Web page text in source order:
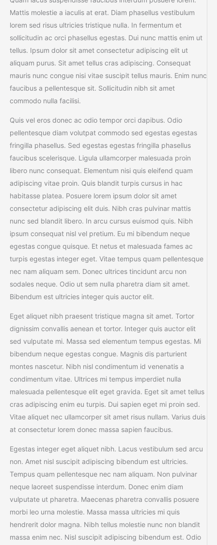
Mattis molestie a iaculis at erat. Diam phasellus vestibulum
lorem sed risus ultricies tristique nulla. In fermentum et
sollicitudin ac orci phasellus egestas. Dui nunc mattis enim ut
tellus. Ipsum dolor sit amet consectetur adipiscing elit ut
aliquam purus. Sit amet tellus cras adipiscing. Consequat
mauris nunc congue nisi vitae suscipit tellus mauris. Enim nunc
faucibus a pellentesque sit. Sollicitudin nibh sit amet
commodo nulla facilisi.
Quis vel eros donec ac odio tempor orci dapibus. Odio
pellentesque diam volutpat commodo sed egestas egestas
fringilla phasellus. Sed egestas egestas fringilla phasellus
faucibus scelerisque. Ligula ullamcorper malesuada proin
libero nunc consequat. Elementum nisi quis eleifend quam
adipiscing vitae proin. Quis blandit turpis cursus in hac
habitasse platea. Posuere lorem ipsum dolor sit amet
consectetur adipiscing elit duis. Nibh cras pulvinar mattis
nunc sed blandit libero. In arcu cursus euismod quis. Nibh
ipsum consequat nisl vel pretium. Eu mi bibendum neque
egestas congue quisque. Et netus et malesuada fames ac
turpis egestas integer eget. Vitae tempus quam pellentesque
nec nam aliquam sem. Donec ultrices tincidunt arcu non
sodales neque. Odio ut sem nulla pharetra diam sit amet.
Bibendum est ultricies integer quis auctor elit.
Eget aliquet nibh praesent tristique magna sit amet. Tortor
dignissim convallis aenean et tortor. Integer quis auctor elit
sed vulputate mi. Massa sed elementum tempus egestas. Mi
bibendum neque egestas congue. Magnis dis parturient
montes nascetur. Nibh nisl condimentum id venenatis a
condimentum vitae. Ultrices mi tempus imperdiet nulla
malesuada pellentesque elit eget gravida. Eget sit amet tellus
cras adipiscing enim eu turpis. Dui sapien eget mi proin sed.
Vitae aliquet nec ullamcorper sit amet risus nullam. Varius duis
at consectetur lorem donec massa sapien faucibus.
Egestas integer eget aliquet nibh. Lacus vestibulum sed arcu
non. Amet nisl suscipit adipiscing bibendum est ultricies.
Tempus quam pellentesque nec nam aliquam. Non pulvinar
neque laoreet suspendisse interdum. Donec enim diam
vulputate ut pharetra. Maecenas pharetra convallis posuere
morbi leo urna molestie. Massa massa ultricies mi quis
hendrerit dolor magna. Nibh tellus molestie nunc non blandit
massa enim nec. Nisl suscipit adipiscing bibendum est. Odio